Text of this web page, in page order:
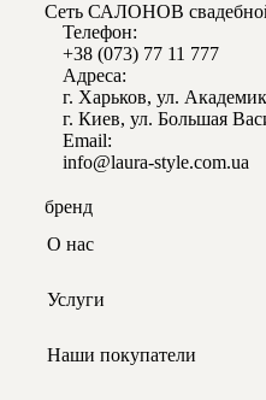
Сеть САЛОНОВ
Телефон:
+38 (073) 77 11 777
Адреса:
г. Харьков, ул.
г. Киев, ул. Большая
Email:
info@laura-style.com.ua
бренд
О нас
Услуги
Наши покупатели